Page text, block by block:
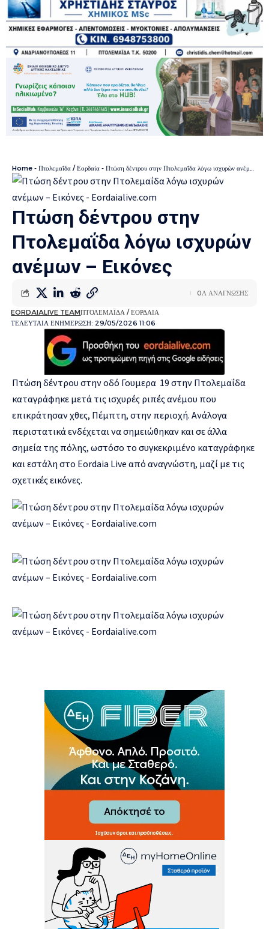
Home - Πτολεμαΐδα / Εορδαία - Πτώση δέντρου στην Πτολεμαΐδα λόγω ισχυρών ανέμων – Εικόνες
Πτώση δέντρου στην
Πτολεμαΐδα λόγω ισχυρών
ανέμων – Εικόνες
ΤΕΛΕΥΤΑΙΑ ΕΝΗΜΕΡΩΣΗ: 29/05/2026 11:06
EORDAIALIVE TEAMΠΤΟΛΕΜΑΪΔΑ / ΕΟΡΔΑΙΑ
0Λ ΑΝΑΓΝΩΣΗΣ
Πτώση δέντρου στην οδό Γουμερα 19 στην Πτολεμαΐδα
καταγράφηκε μετά τις ισχυρές ριπές ανέμου που
επικράτησαν χθες, Πέμπτη, στην περιοχή. Ανάλογα
περιστατικά ενδέχεται να σημειώθηκαν και σε άλλα
σημεία της πόλης, ωστόσο το συγκεκριμένο καταγράφηκε
και εστάλη στο Eordaia Live από αναγνώστη, μαζί με τις
σχετικές εικόνες.